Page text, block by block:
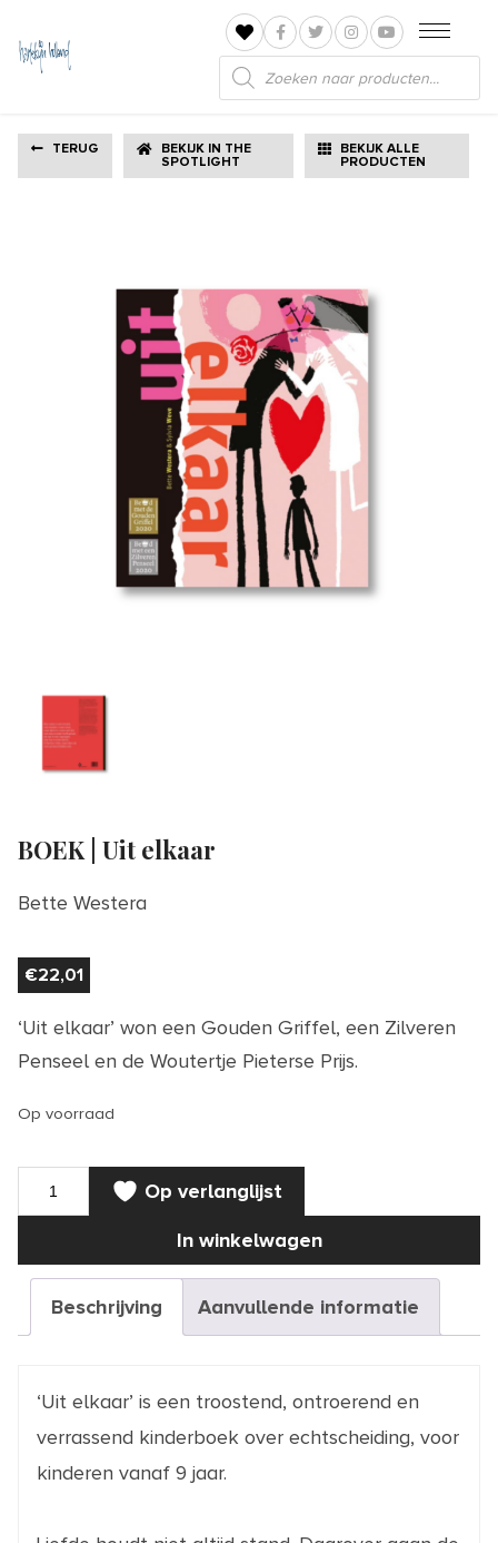
Producten
zoeken
TERUG
BEKIJK IN THE
SPOTLIGHT
BEKIJK ALLE
PRODUCTEN
BOEK | Uit elkaar
Bette Westera
€22,01
‘Uit elkaar’ won een Gouden Griffel, een Zilveren
Penseel en de Woutertje Pieterse Prijs.
Op voorraad
BOEK
Uit
In winkelwagen
Op verlanglijst
Beschrijving Aanvullende informatie
‘Uit elkaar’ is een troostend, ontroerend en
verrassend kinderboek over echtscheiding, voor
kinderen vanaf 9 jaar.